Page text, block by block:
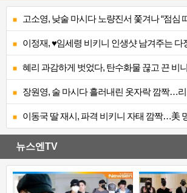
고소영, 낮술 마시다 노량진서 쫓겨나 “점심
이정재, ♥임세령 비키니 인생샷 남겨주는
혜리 과감하게 벗었다, 탄수화물 끊고 끈 비
장원영, 술 마시다 흘러내린 옷자락 깜짝…
이동국 딸 재시, 파격 비키니 자태 깜짝…美
뉴스엔TV